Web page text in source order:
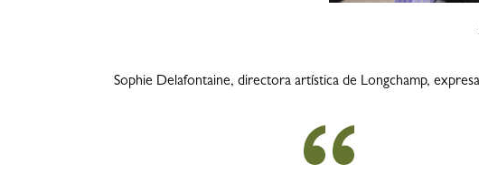
Sophie Delafontaine, directora artística de Longchamp,